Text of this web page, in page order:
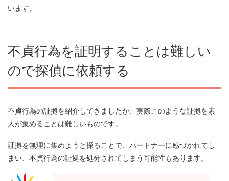
います。
不貞行為を証明することは難しい
ので探偵に依頼する
不貞行為の証拠を紹介してきましたが、実際このような証拠を素
人が集めることは難しいものです。
証拠を無理に集めようと探ることで、パートナーに感づかれてし
まい、不貞行為の証拠を処分されてしまう可能性もあります。